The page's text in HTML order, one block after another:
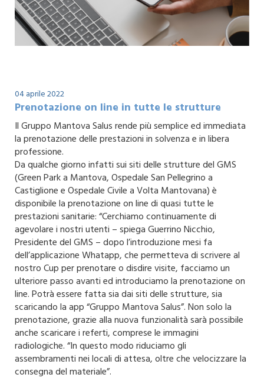
04 aprile 2022
Prenotazione on line in tutte le strutture
Il Gruppo Mantova Salus rende più semplice ed immediata
la prenotazione delle prestazioni in solvenza e in libera
professione.
Da qualche giorno infatti sui siti delle strutture del GMS
(Green Park a Mantova, Ospedale San Pellegrino a
Castiglione e Ospedale Civile a Volta Mantovana) è
disponibile la prenotazione on line di quasi tutte le
prestazioni sanitarie: “Cerchiamo continuamente di
agevolare i nostri utenti – spiega Guerrino Nicchio,
Presidente del GMS – dopo l’introduzione mesi fa
dell’applicazione Whatapp, che permetteva di scrivere al
nostro Cup per prenotare o disdire visite, facciamo un
ulteriore passo avanti ed introduciamo la prenotazione on
line. Potrà essere fatta sia dai siti delle strutture, sia
scaricando la app “Gruppo Mantova Salus”. Non solo la
prenotazione, grazie alla nuova funzionalità sarà possibile
anche scaricare i referti, comprese le immagini
radiologiche. “In questo modo riduciamo gli
assembramenti nei locali di attesa, oltre che velocizzare la
consegna del materiale”.